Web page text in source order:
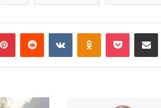
PinterestReddit VKontakteOdnoklassniki
Pocket